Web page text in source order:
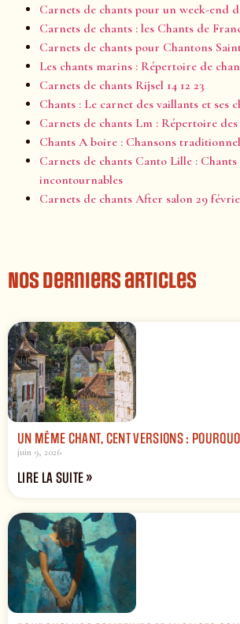
Carnets de chants pour un week-end
Carnets de chants : les Chants de
Carnets de chants pour Chantons
Les chants marins : Répertoire de
Carnets de chants Rijsel 14 12 23
Chants : Le carnet des vaillants et ses
Carnets de chants Lm : Répertoire
Chants A boire : Chansons
Carnets de chants Canto Lille :
incontournables
Carnets de chants After salon 29
Nos derniers articles
UN MÊME CHANT, CENT VERSIONS :
juin 9, 2026
LIRE LA SUITE »